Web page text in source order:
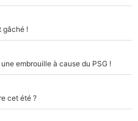
gâché !
embrouille à cause du PSG !
cet été ?